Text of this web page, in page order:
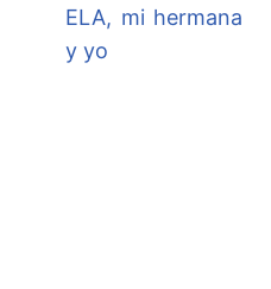
ELA, mi hermana
y yo